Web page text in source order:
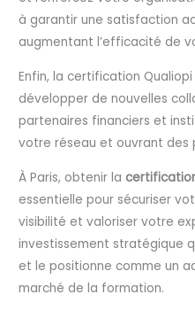
à garantir une satisfaction
augmentant l’efficacité de
Enfin, la certification
développer de nouvelles
partenaires financiers et
votre réseau et ouvrant des
À Paris, obtenir la
essentielle pour sécuriser
visibilité et valoriser votre
investissement stratégique
et le positionne comme un
marché de la formation.